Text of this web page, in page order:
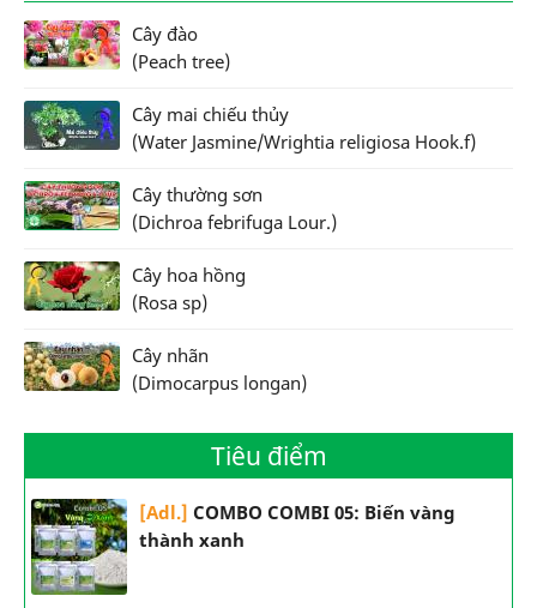
Cây đào
(Peach tree)
Cây mai chiếu thủy
(Water Jasmine/Wrightia religiosa Hook.f)
Cây thường sơn
(Dichroa febrifuga Lour.)
Cây hoa hồng
(Rosa sp)
Cây nhãn
(Dimocarpus longan)
Tiêu điểm
[Adl.] COMBO COMBI 05: Biến vàng
thành xanh